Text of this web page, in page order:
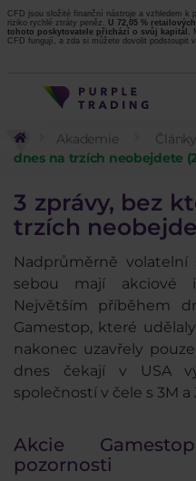
CFD jsou složité finanční nástroje a vzhledem k
riziko rychlé ztráty peněz. U 72,05 %
tohoto poskytovatele přichází o svůj kapitál.
CFD fungují, a zda si můžete dovolit podstoupit
Akademie Články
dnes na trzích neobejdete
3 zprávy, bez
trzích
Nadprůměrně
sebou mají akciové
Největším příběhem
Gamestop, které
nakonec uzavřely
dnes čekají v USA
společností v čele s 3M a
Akcie
pozornosti